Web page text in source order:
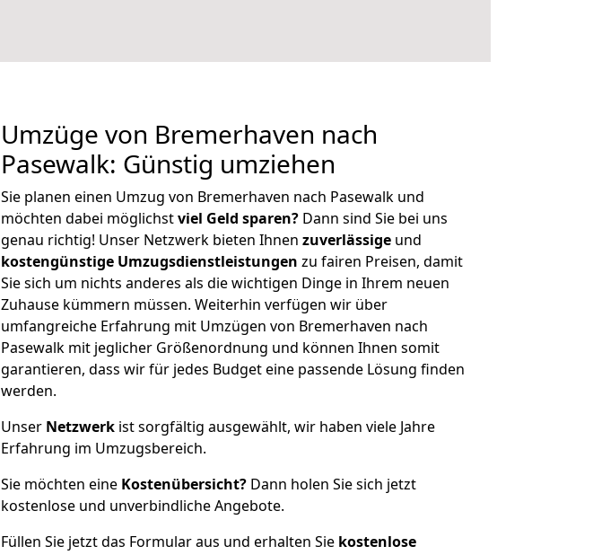
Umzüge von Bremerhaven nach
Pasewalk: Günstig umziehen
Sie planen einen Umzug von Bremerhaven nach Pasewalk und
möchten dabei möglichstviel Geld sparen? Dann sind Sie bei uns
genau richtig! Unser Netzwerk bieten Ihnen zuverlässige und
kostengünstige Umzugsdienstleistungen zu fairen Preisen, damit
Sie sich um nichts anderes als die wichtigen Dinge in Ihrem neuen
Zuhause kümmern müssen. Weiterhin verfügen wir über
umfangreiche Erfahrung mit Umzügen von Bremerhaven nach
Pasewalk mit jeglicher Größenordnung und können Ihnen somit
garantieren, dass wir für jedes Budget eine passende Lösung finden
werden.
Unser Netzwerk ist sorgfältig ausgewählt, wir haben viele Jahre
Erfahrung im Umzugsbereich.
Sie möchten eine Kostenübersicht? Dann holen Sie sich jetzt
kostenlose und unverbindliche Angebote.
Füllen Sie jetzt das Formular aus und erhalten Sie kostenlose